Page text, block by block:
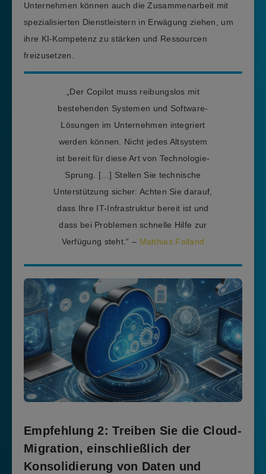
Unternehmen können auch die Zusammenarbeit mit
spezialisierten Dienstleistern in Erwägung ziehen, um
ihre KI-Kompetenz zu stärken und Ressourcen
freizusetzen.
„Der Copilot muss reibungslos mit
bestehenden Systemen und Software-
Lösungen im Unternehmen integriert
werden können. Nicht jedes Altsystem
ist bereit für diese Art von Technologie-
Sprung. […] Stellen Sie technische
Unterstützung sicher: Achten Sie darauf,
dass Ihre IT-Infrastruktur bereit ist und
dass bei Problemen schnelle Hilfe zur
Verfügung steht.“ – Matthias Falland
Empfehlung 2: Treiben Sie die Cloud-
Migration, einschließlich der
Konsolidierung von Daten und